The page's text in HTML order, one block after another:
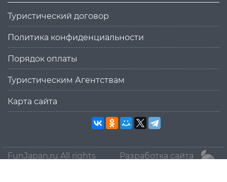
Туристический договор
Политика конфиденциальности
Порядок оплаты
Туристическим Агентствам
Карта сайта
FunJapan.ru All rights
Разработка сайта